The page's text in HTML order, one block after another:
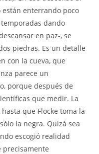
están enterrando poco
dando
en paz-, se
piedras. Es un detalle
con la cueva, que
parece un
porque después de
que medir. La
que Flocke toma la
la negra. Quizá sea
escogió realidad
precisamente